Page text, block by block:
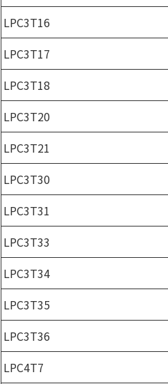
LPC3T16
LPC3T17
LPC3T18
LPC3T20
LPC3T21
LPC3T30
LPC3T31
LPC3T33
LPC3T34
LPC3T35
LPC3T36
LPC4T7